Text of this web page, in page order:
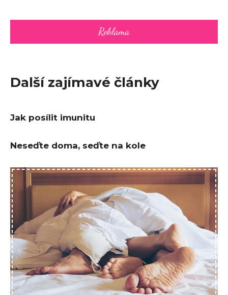
Další zajímavé články
Jak posílit imunitu
Neseďte doma, seďte na kole